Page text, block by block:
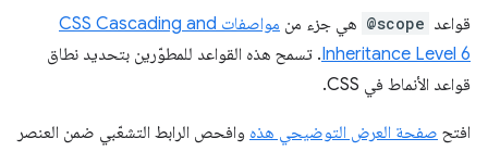
قواعد @scope هي جزء من
مواصفات CSS Cascading and
Inheritance Level 6. تسمح هذه القواعد للمطوّرين بتحديد نطاق
قواعد الأنماط في CSS.
افتح صفحة العرض التوضيحي هذه وافحص الرابط التشعّبي ضمن العنصر